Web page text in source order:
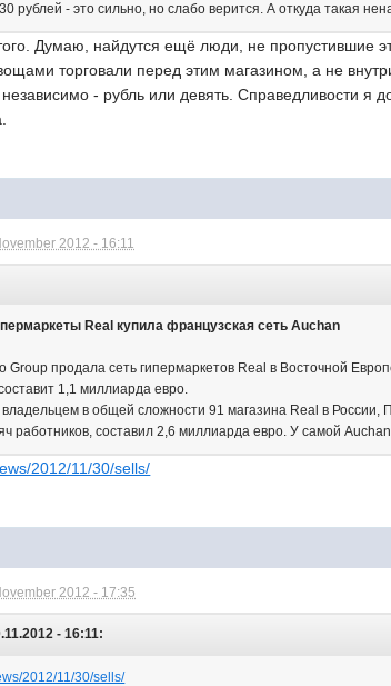
рублей - это сильно, но слабо верится. А откуда такая
Думаю, найдутся ещё люди, не пропустившие
торговали перед этим магазином, а не
- рубль или девять. Справедливости я
2012 - 16:11
Real купила французская сеть Auchan
Group продала сеть гипермаркетов Real в Восточной
1,1 миллиарда евро.
в общей сложности 91 магазина Real в России,
работников, составил 2,6 миллиарда евро. У самой
2012/11/30/sells/
2012 - 17:35
- 16:11:
2012/11/30/sells/